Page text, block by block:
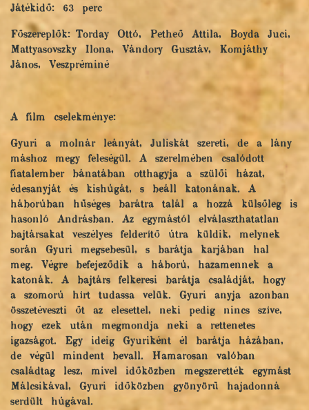
Játékidő: 63 perc
Főszereplők: Torday Ottó, Petheő Attila, Boyda Juci,
Mattyasovszky Ilona, Vándory Gusztáv, Komjáthy
János, Veszpréminé
A film cselekménye:
Gyuri a molnár leányát, Juliskát szereti, de a lány
máshoz megy feleségül. A szerelmében csalódott
fiatalember bánatában otthagyja a szülői házat,
édesanyját és kishúgát, s beáll katonának. A
háborúban hűséges barátra talál a hozzá külsőleg is
hasonló Andrásban. Az egymástól elválaszthatatlan
bajtársakat veszélyes felderítő útra küldik, melynek
során Gyuri megsebesül, s barátja karjában hal
meg. Végre befejeződik a háború, hazamennek a
katonák. A bajtárs felkeresi barátja családját, hogy
a szomorú hírt tudassa velük. Gyuri anyja azonban
összetéveszti őt az elesettel, neki pedig nincs szíve,
hogy ezek után megmondja neki a rettenetes
igazságot. Egy ideig Gyuriként él barátja házában,
de végül mindent bevall. Hamarosan valóban
családtag lesz, mivel időközben megszerették egymást
Málcsikával, Gyuri időközben gyönyörű hajadonná
serdült húgával.